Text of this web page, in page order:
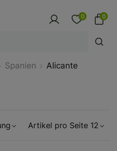
0 0
Spanien Alicante
Artikel pro Seite 12